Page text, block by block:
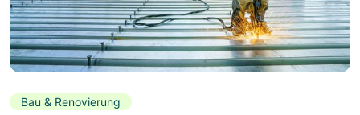
Bau & Renovierung